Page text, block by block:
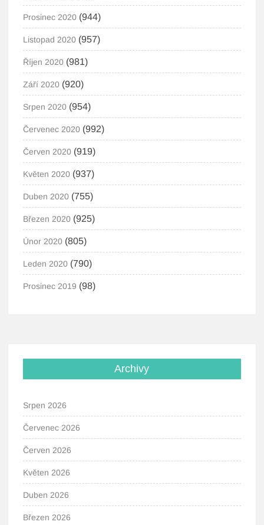
Prosinec 2020 (944)
Listopad 2020 (957)
Říjen 2020 (981)
Září 2020 (920)
Srpen 2020 (954)
Červenec 2020 (992)
Červen 2020 (919)
Květen 2020 (937)
Duben 2020 (755)
Březen 2020 (925)
Únor 2020 (805)
Leden 2020 (790)
Prosinec 2019 (98)
Archivy
Srpen 2026
Červenec 2026
Červen 2026
Květen 2026
Duben 2026
Březen 2026